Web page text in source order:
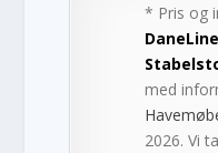
* Pris og
med
2026. Vi